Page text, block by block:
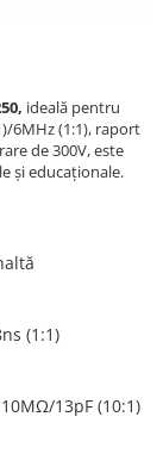
ideală pentru
6MHz (1:1), raport
de 300V, este
și educaționale.
(1:1)
13pF (10:1)